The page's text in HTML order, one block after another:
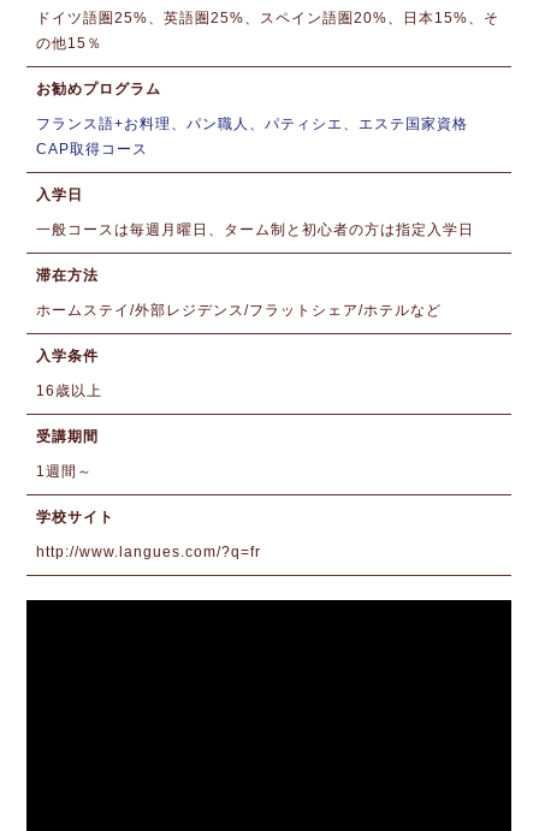
ドイツ語圏25%、英語圏25%、スペイン語圏20%、日本15%、そ
の他15％
お勧めプログラム
フランス語+お料理、パン職人、パティシエ、エステ国家資格
CAP取得コース
入学日
一般コースは毎週月曜日、ターム制と初心者の方は指定入学日
滞在方法
ホームステイ/外部レジデンス/フラットシェア/ホテルなど
入学条件
16歳以上
受講期間
1週間～
学校サイト
http://www.langues.com/?q=fr